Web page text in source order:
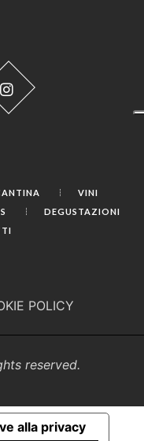
VINI
DEGUSTAZIONI
POLICY
reserved.
alla privacy